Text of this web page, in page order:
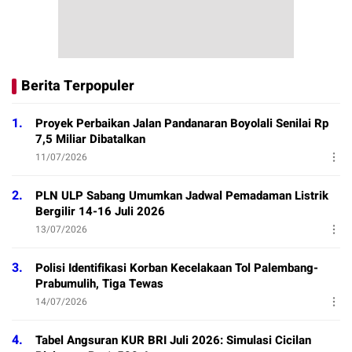
Berita Terpopuler
1.
Proyek Perbaikan Jalan Pandanaran Boyolali Senilai Rp
7,5 Miliar Dibatalkan
11/07/2026
2.
PLN ULP Sabang Umumkan Jadwal Pemadaman Listrik
Bergilir 14-16 Juli 2026
13/07/2026
3.
Polisi Identifikasi Korban Kecelakaan Tol Palembang-
Prabumulih, Tiga Tewas
14/07/2026
4.
Tabel Angsuran KUR BRI Juli 2026: Simulasi Cicilan